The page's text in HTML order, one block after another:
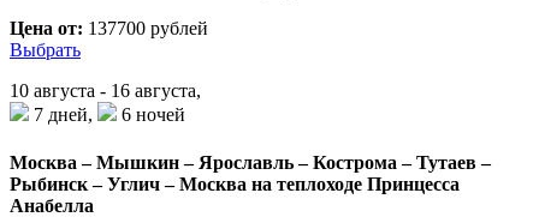
Цена от: 137700 рублей
Выбрать
10 августа - 16 августа,
7 дней,
6 ночей
Москва – Мышкин – Ярославль – Кострома – Тутаев –
Рыбинск – Углич – Москва на теплоходе Принцесса
Анабелла